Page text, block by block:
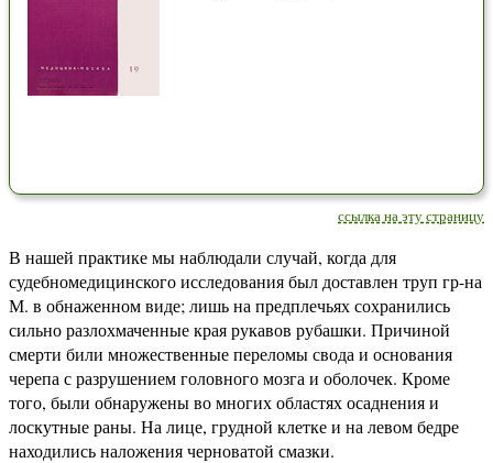
ссылка на эту страницу
В нашей практике мы наблюдали случай, когда для
судебномедицинского исследования был доставлен труп гр-на
М. в обнаженном виде; лишь на предплечьях сохранились
сильно разлохмаченные края рукавов рубашки. Причиной
смерти били множественные переломы свода и основания
черепа с разрушением головного мозга и оболочек. Кроме
того, были обнаружены во многих областях осаднения и
лоскутные раны. На лице, грудной клетке и на левом бедре
находились наложения черноватой смазки.